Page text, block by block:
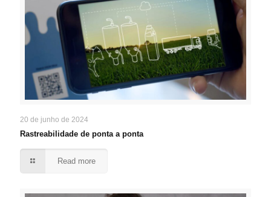
20 de junho de 2024
Rastreabilidade de ponta a ponta
Read more